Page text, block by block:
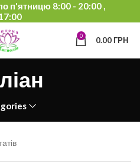
п'ятницю 8:00 - 20:00 ,
0 0.00ГРН